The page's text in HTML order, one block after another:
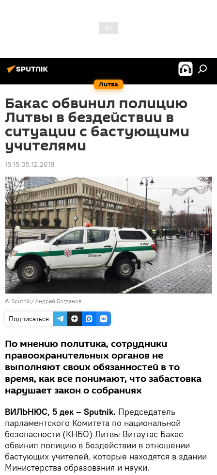
Литва
Бакас обвинил полицию
Литвы в бездействии в
ситуации с бастующими
учителями
15:15 05.12.2018
© Sputnik/ Андрей Богданов
Подписаться
По мнению политика, сотрудники
правоохранительных органов не
выполняют своих обязанностей в то
время, как все понимают, что забастовка
нарушает закон о собраниях
ВИЛЬНЮС, 5 дек – Sputnik. Председатель
парламентского Комитета по национальной
безопасности (КНБО) Литвы Витаутас Бакас
обвинил полицию в бездействии в отношении
бастующих учителей, которые находятся в здании
Министерства образования и науки.